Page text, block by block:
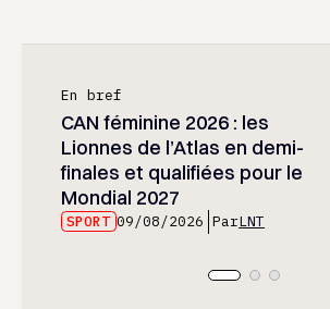
En bref
CAN féminine 2026 : les
Lionnes de l’Atlas en demi-
finales et qualifiées pour le
Mondial 2027
SPORT 09/08/2026 ParLNT